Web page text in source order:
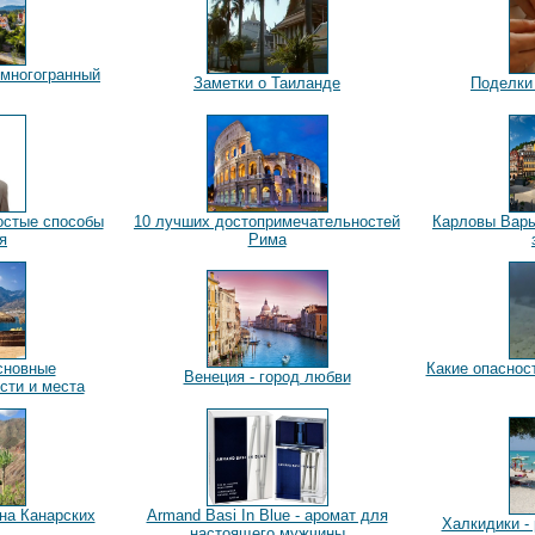
Заметки о Таиланде Поделки
способы
10 лучших достопримечательностей
Рима
Карловы
и места
Венеция - город любви Какие
Канарских
Armand Basi In Blue - аромат для
Халкидики -